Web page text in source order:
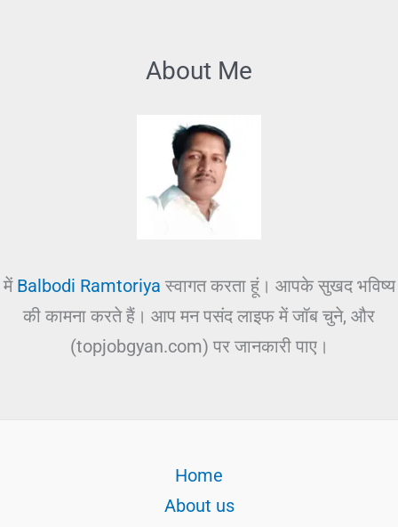
About Me
में Balbodi Ramtoriya स्वागत करता हूं। आपके सुखद भविष्य
की कामना करते हैं। आप मन पसंद लाइफ में जॉब चुने, और
(topjobgyan.com) पर जानकारी पाए।
Home
About us